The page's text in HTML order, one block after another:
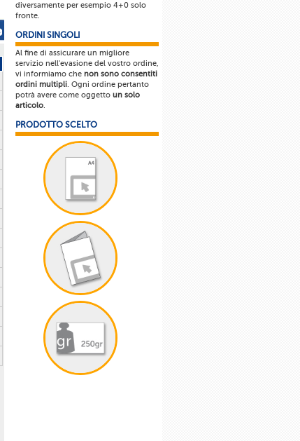
diversamente per esempio 4+0 solo
fronte.
ORDINI SINGOLI
Al fine di assicurare un migliore
servizio nell'evasione del vostro ordine,
vi informiamo che non sono consentiti
ordini multipli. Ogni ordine pertanto
potrà avere come oggetto un solo
articolo.
PRODOTTO SCELTO